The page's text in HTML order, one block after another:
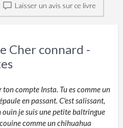
Laisser un avis sur ce livre
Cher connard -
ton compte Insta. Tu es comme un
en passant. C'est salissant,
ouin je suis une petite baltringue
comme un chihuahua